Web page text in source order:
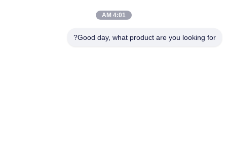
4:01 AM
Good day, what product are you looking for?